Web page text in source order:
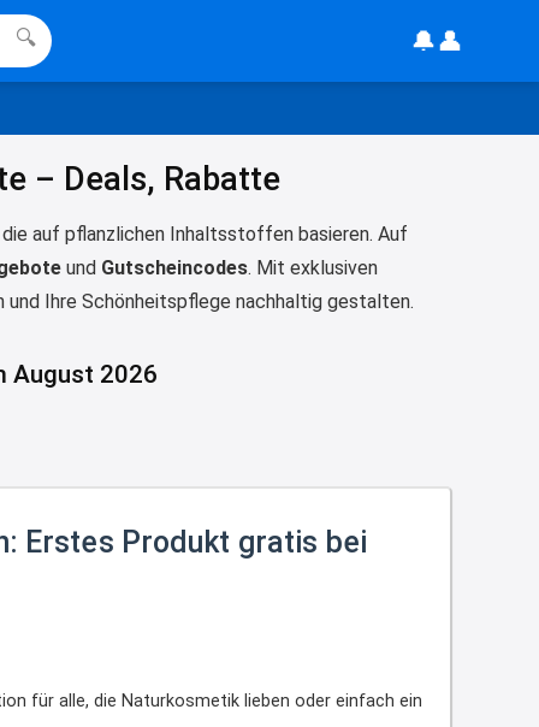
🔍 🔔👤
– Deals, Rabatte
auf pflanzlichen Inhaltsstoffen basieren. Auf
und Gutscheincodes. Mit exklusiven
Ihre Schönheitspflege nachhaltig gestalten.
August 2026
Erstes Produkt gratis bei
für alle, die Naturkosmetik lieben oder einfach ein
21:37
↩
Kerstin
Bei EDEKA
↩
de/aktuelles...